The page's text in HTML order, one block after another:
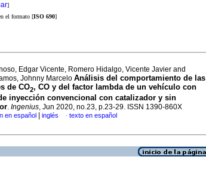
]
el formato [ISO 690]
Edgar Vicente, Romero Hidalgo, Vicente Javier and
Johnny Marcelo Análisis del comportamiento de las
de CO2, CO y del factor lambda de un vehículo con
inyección convencional con catalizador y sin
Ingenius , Jun 2020, no.23, p.23-29. ISSN 1390-860X
en español | inglés · texto en español